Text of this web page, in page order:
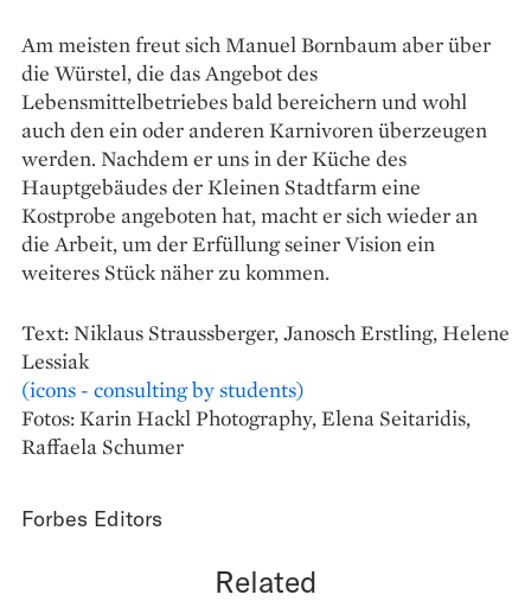
Am meisten freut sich Manuel Bornbaum aber über
die Würstel, die das Angebot des
Lebensmittelbetriebes bald bereichern und wohl
auch den ein oder anderen Karnivoren überzeugen
werden. Nachdem er uns in der Küche des
Hauptgebäudes der Kleinen Stadtfarm eine
Kostprobe angeboten hat, macht er sich wieder an
die Arbeit, um der Erfüllung seiner Vision ein
weiteres Stück näher zu kommen.
Text: Niklaus Straussberger, Janosch Erstling, Helene
Lessiak
(icons - consulting by students)
Fotos: Karin Hackl Photography, Elena Seitaridis,
Raffaela Schumer
Forbes Editors
Related